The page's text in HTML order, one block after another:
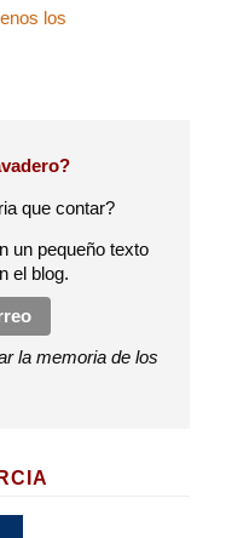
los
que contar?
un pequeño texto
el blog.
la memoria de los